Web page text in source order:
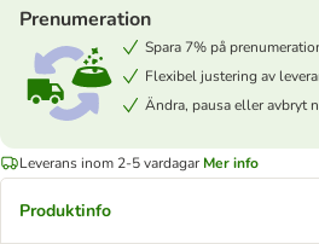
Prenumeration
Spara 7% på
Flexibel justering av
Ändra, pausa eller avbryt
Leverans inom 2-5 vardagar Mer info
Produktinfo